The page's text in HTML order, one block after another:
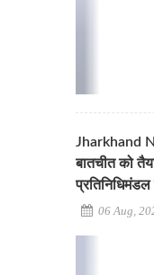
Jharkhand
बातचीत को
प्रतिनिधिमंडल
06 Aug,